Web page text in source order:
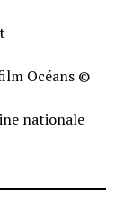
Océans ©
nationale